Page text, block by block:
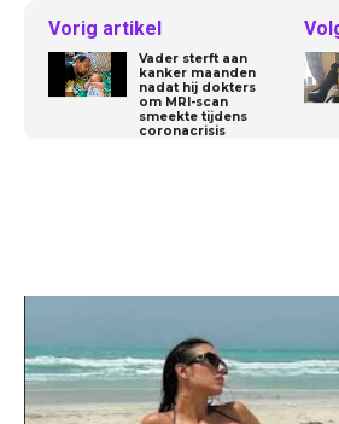
Vorig artikel
Vader sterft aan
kanker maanden
nadat hij dokters
om MRI-scan
smeekte tijdens
coronacrisis